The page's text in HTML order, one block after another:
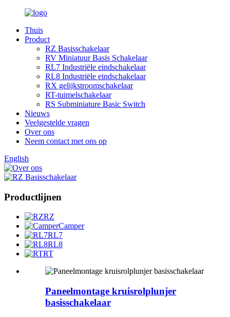
Thuis
Product
RZ Basisschakelaar
RV Miniatuur Basis Schakelaar
RL7 Industriële eindschakelaar
RL8 Industriële eindschakelaar
RX gelijkstroomschakelaar
RT-tuimelschakelaar
RS Subminiature Basic Switch
Nieuws
Veelgestelde vragen
Over ons
Neem contact met ons op
English
Productlijnen
RZ
Camper
RL7
RL8
RT
Paneelmontage kruisrolplunjer
basisschakelaar